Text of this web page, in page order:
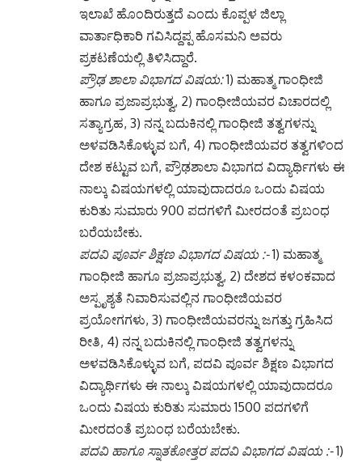
ಇಲಾಖೆ ಹೊಂದಿರುತ್ತದೆ ಎಂದು ಕೊಪ್ಪಳ ಜಿಲ್ಲಾ
ವಾರ್ತಾಧಿಕಾರಿ ಗವಿಸಿದ್ದಪ್ಪ ಹೊಸಮನಿ ಅವರು
ಪ್ರಕಟಣೆಯಲ್ಲಿ ತಿಳಿಸಿದ್ದಾರೆ.
ಪ್ರೌಢ ಶಾಲಾ ವಿಭಾಗದ‌ ವಿಷಯ:1) ಮಹಾತ್ಮ ಗಾಂಧೀಜಿ
ಹಾಗೂ ಪ್ರಜಾಪ್ರಭುತ್ವ, 2) ಗಾಂಧೀಜಿಯವರ ವಿಚಾರದಲ್ಲಿ
ಸತ್ಯಾಗ್ರಹ, 3) ನನ್ನ ಬದುಕಿನಲ್ಲಿ ಗಾಂಧೀಜಿ ತತ್ವಗಳನ್ನು
ಅಳವಡಿಸಿಕೊಳ್ಳುವ ಬಗೆ, 4) ಗಾಂಧೀಜಿಯವರ ತತ್ವಗಳಿಂದ
ದೇಶ ಕಟ್ಟುವ ಬಗೆ, ಪ್ರೌಢಶಾಲಾ ವಿಭಾಗದ ವಿದ್ಯಾರ್ಥಿಗಳು ಈ
ನಾಲ್ಕು ವಿಷಯಗಳಲ್ಲಿ ಯಾವುದಾದರೂ ಒಂದು ವಿಷಯ
ಕುರಿತು ಸುಮಾರು 900 ಪದಗಳಿಗೆ ಮೀರದಂತೆ ಪ್ರಬಂಧ
ಬರೆಯಬೇಕು.
ಪದವಿ ಪೂರ್ವ ಶಿಕ್ಷಣ ವಿಭಾಗದ ವಿಷಯ :-1) ಮಹಾತ್ಮ
ಗಾಂಧೀಜಿ ಹಾಗೂ ಪ್ರಜಾಪ್ರಭುತ್ವ, 2) ದೇಶದ ಕಳಂಕವಾದ
ಅಸ್ಪೃಶ್ಯತೆ ನಿವಾರಿಸುವಲ್ಲಿನ ಗಾಂಧೀಜಿಯವರ
ಪ್ರಯೋಗಗಳು, 3) ಗಾಂಧೀಜಿಯವರನ್ನು ಜಗತ್ತು ಗ್ರಹಿಸಿದ
ರೀತಿ, 4) ನನ್ನ ಬದುಕಿನಲ್ಲಿ ಗಾಂಧೀಜಿ ತತ್ವಗಳನ್ನು
ಅಳವಡಿಸಿಕೊಳ್ಳುವ ಬಗೆ, ಪದವಿ ಪೂರ್ವ ಶಿಕ್ಷಣ ವಿಭಾಗದ
ವಿದ್ಯಾರ್ಥಿಗಳು ಈ ನಾಲ್ಕು ವಿಷಯಗಳಲ್ಲಿ ಯಾವುದಾದರೂ
ಒಂದು ವಿಷಯ ಕುರಿತು ಸುಮಾರು 1500 ಪದಗಳಿಗೆ
ಮೀರದಂತೆ ಪ್ರಬಂಧ ಬರೆಯಬೇಕು.
ಪದವಿ ಹಾಗೂ ಸ್ನಾತಕೋತ್ತರ ಪದವಿ ವಿಭಾಗದ‌‌ ವಿಷಯ :-1)